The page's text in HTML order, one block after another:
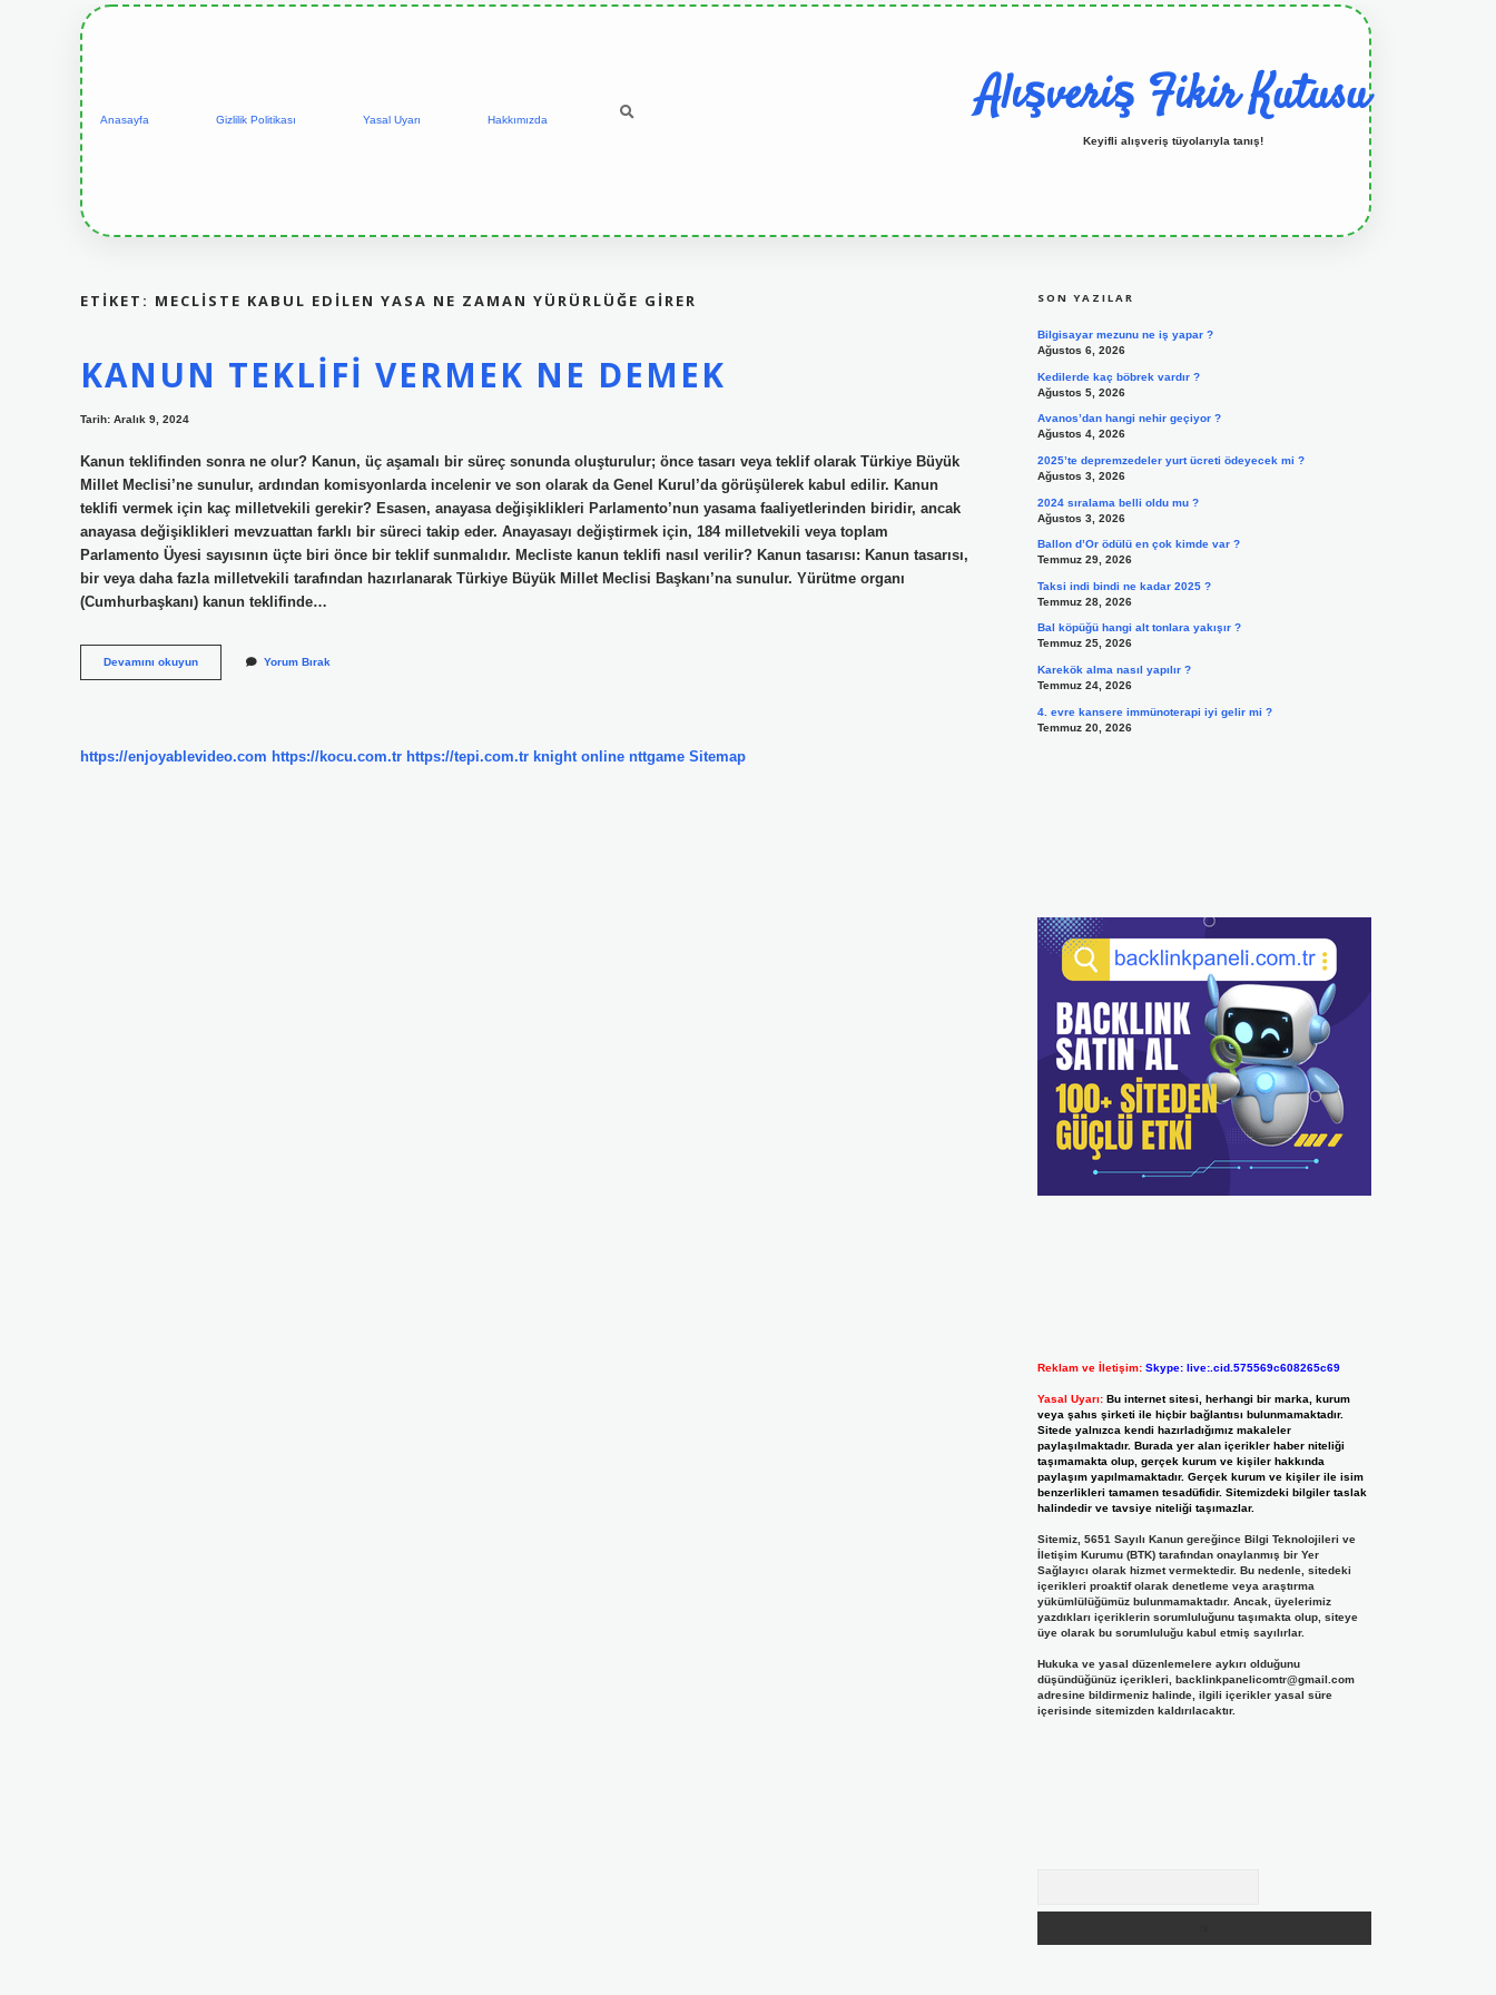
Anasayfa Gizlilik Politikası Yasal Uyarı Hakkımızda Alışveriş Fikir Kutusu
Keyifli alışveriş tüyolarıyla tanış!
ETIKET: MECLISTE KABUL EDILEN YASA NE ZAMAN YÜRÜRLÜĞE GIRER
KANUN TEKLIFI VERMEK NE DEMEK
Tarih: Aralık 9, 2024
Kanun teklifinden sonra ne olur? Kanun, üç aşamalı bir süreç sonunda oluşturulur; önce tasarı veya teklif olarak Türkiye Büyük
Millet Meclisi’ne sunulur, ardından komisyonlarda incelenir ve son olarak da Genel Kurul’da görüşülerek kabul edilir. Kanun
teklifi vermek için kaç milletvekili gerekir? Esasen, anayasa değişiklikleri Parlamento’nun yasama faaliyetlerinden biridir, ancak
anayasa değişiklikleri mevzuattan farklı bir süreci takip eder. Anayasayı değiştirmek için, 184 milletvekili veya toplam
Parlamento Üyesi sayısının üçte biri önce bir teklif sunmalıdır. Mecliste kanun teklifi nasıl verilir? Kanun tasarısı: Kanun tasarısı,
bir veya daha fazla milletvekili tarafından hazırlanarak Türkiye Büyük Millet Meclisi Başkanı’na sunulur. Yürütme organı
(Cumhurbaşkanı) kanun teklifinde…
Devamını okuyunKanun
Teklifi
Yorum Bırak
https://enjoyablevideo.com https://kocu.com.tr https://tepi.com.tr knight online nttgame Sitemap
SON YAZILAR
Bilgisayar mezunu ne iş yapar ?
Ağustos 6, 2026
Kedilerde kaç böbrek vardır ?
Ağustos 5, 2026
Avanos’dan hangi nehir geçiyor ?
Ağustos 4, 2026
2025’te depremzedeler yurt ücreti ödeyecek mi ?
Ağustos 3, 2026
2024 sıralama belli oldu mu ?
Ağustos 3, 2026
Ballon d’Or ödülü en çok kimde var ?
Temmuz 29, 2026
Taksi indi bindi ne kadar 2025 ?
Temmuz 28, 2026
Bal köpüğü hangi alt tonlara yakışır ?
Temmuz 25, 2026
Karekök alma nasıl yapılır ?
Temmuz 24, 2026
4. evre kansere immünoterapi iyi gelir mi ?
Temmuz 20, 2026
Reklam ve İletişim: Skype: live:.cid.575569c608265c69
Yasal Uyarı: Bu internet sitesi, herhangi bir marka, kurum
veya şahıs şirketi ile hiçbir bağlantısı bulunmamaktadır.
Sitede yalnızca kendi hazırladığımız makaleler
paylaşılmaktadır. Burada yer alan içerikler haber niteliği
taşımamakta olup, gerçek kurum ve kişiler hakkında
paylaşım yapılmamaktadır. Gerçek kurum ve kişiler ile isim
benzerlikleri tamamen tesadüfidir. Sitemizdeki bilgiler taslak
halindedir ve tavsiye niteliği taşımazlar.
Sitemiz, 5651 Sayılı Kanun gereğince Bilgi Teknolojileri ve
İletişim Kurumu (BTK) tarafından onaylanmış bir Yer
Sağlayıcı olarak hizmet vermektedir. Bu nedenle, sitedeki
içerikleri proaktif olarak denetleme veya araştırma
yükümlülüğümüz bulunmamaktadır. Ancak, üyelerimiz
yazdıkları içeriklerin sorumluluğunu taşımakta olup, siteye
üye olarak bu sorumluluğu kabul etmiş sayılırlar.
Hukuka ve yasal düzenlemelere aykırı olduğunu
düşündüğünüz içerikleri, backlinkpanelicomtr@gmail.com
adresine bildirmeniz halinde, ilgili içerikler yasal süre
içerisinde sitemizden kaldırılacaktır.